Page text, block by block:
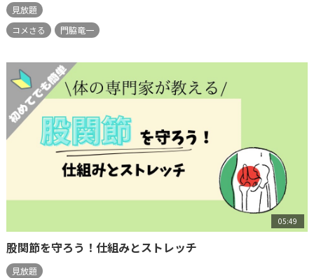
見放題
コメさる
門脇竜一
05:49
股関節を守ろう！仕組みとストレッチ
見放題